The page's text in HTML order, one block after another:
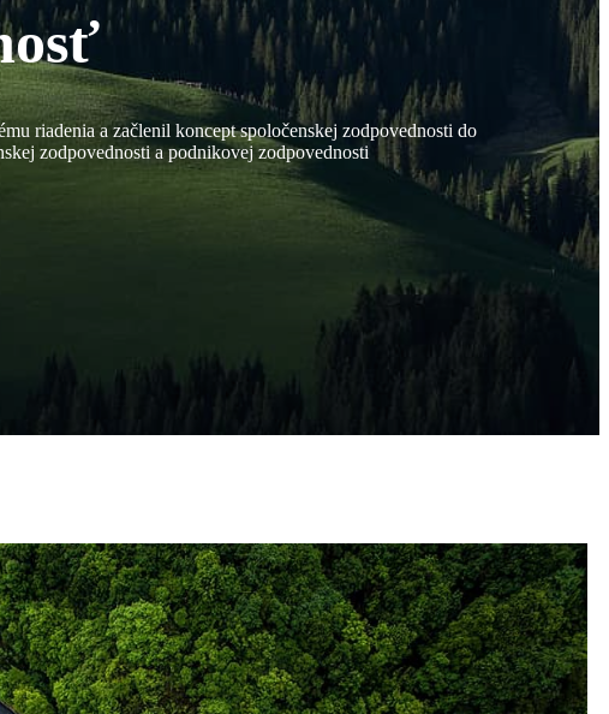
riadenia a začlenil koncept spoločenskej zodpovednosti do
zodpovednosti a podnikovej zodpovednosti